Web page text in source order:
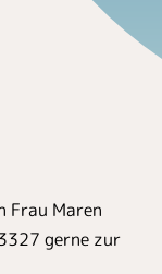
Frau Maren
gerne zur